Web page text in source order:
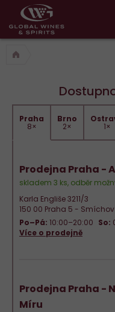
Hlavní
menu,
košík,
vyhledávání,
přihlášení
Praha
8×
Brno
2× 1×
Prodejna Praha -
skladem 3 ks, odběr
Karla Engliše 3211/3
150 00 Praha 5 - Smíchov
Po–Pá: 10:00–20:00 So:
Více o prodejně
Prodejna Praha -
Míru